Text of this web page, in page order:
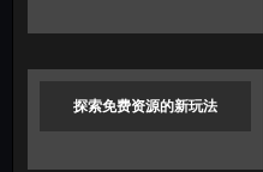
探索免费资源的新玩法